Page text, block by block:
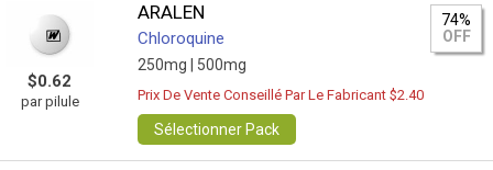
$0.62
par pilule
ARALEN
Chloroquine
250mg | 500mg
74%
OFF
Prix De Vente Conseillé Par Le Fabricant $2.40
Sélectionner Pack